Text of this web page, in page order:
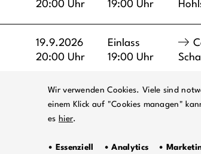
20:00 Uhr
19:00 Uhr
19.9.2026
20:00 Uhr
Einlass
19:00 Uhr
Zurück zur Übersicht
Wir verwenden Cookies. Viele sind
einem Klick auf "Cookies managen"
es hier.
• Essenziell • Analytics •